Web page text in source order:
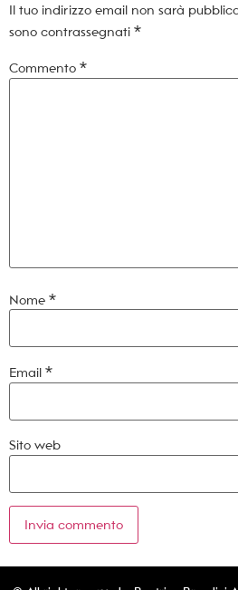
Il tuo indirizzo email non sarà
sono contrassegnati *
Commento *
Nome *
Email *
Sito web